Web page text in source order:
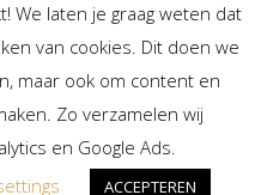
We laten je graag weten dat
van cookies. Dit doen we
maar ook om content en
Zo verzamelen wij
en Google Ads.
ACCEPTEREN